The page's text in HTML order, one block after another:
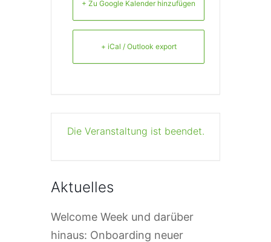
+ Zu Google Kalender hinzufügen
+ iCal / Outlook export
Die Veranstaltung ist beendet.
Aktuelles
Welcome Week und darüber
hinaus: Onboarding neuer